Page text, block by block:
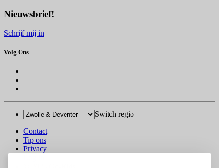
Nieuwsbrief!
Schrijf mij in
Volg Ons
Switch regio
Contact
Tip ons
Privacy